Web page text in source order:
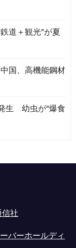
道＋観光”が夏
国、高機能鋼材
生 幼虫が“爆食
社
バーホールディ